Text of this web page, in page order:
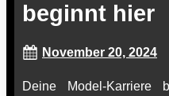
beginnt hier
November 20, 2024
Deine Model-Karriere